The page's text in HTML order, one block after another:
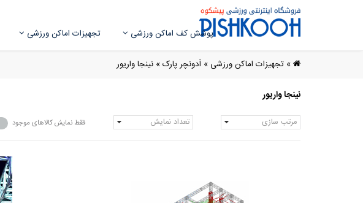
پوشش کف اماکن ورزشی تجهیزات اماکن ورزشی
» تجهیزات اماکن ورزشی » اَدونچر پارک» نینجا واریور
نینجا واریور
مرتب سازی تعداد نمایش فقط نمایش کالاهای موجود